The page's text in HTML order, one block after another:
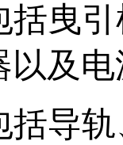
括曳
以及
括导